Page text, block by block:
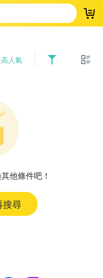
登
人氣
他條件吧！
搜尋